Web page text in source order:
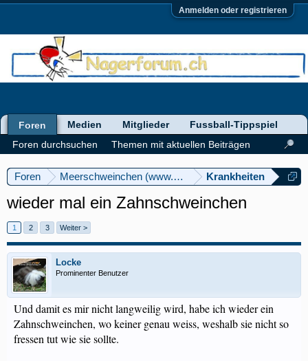
Anmelden oder registrieren
Foren Meerschweinchen (www.meerschweinforum.ch)
Krankheiten
wieder mal ein Zahnschweinchen
1 2 3 Weiter >
Locke
Prominenter Benutzer
Und damit es mir nicht langweilig wird, habe ich wieder ein
Zahnschweinchen, wo keiner genau weiss, weshalb sie nicht so
fressen tut wie sie sollte.
Foren
Foren durchsuchen
Themen mit aktuellen Beiträgen
Medien Mitglieder Fussball-Tippspiel